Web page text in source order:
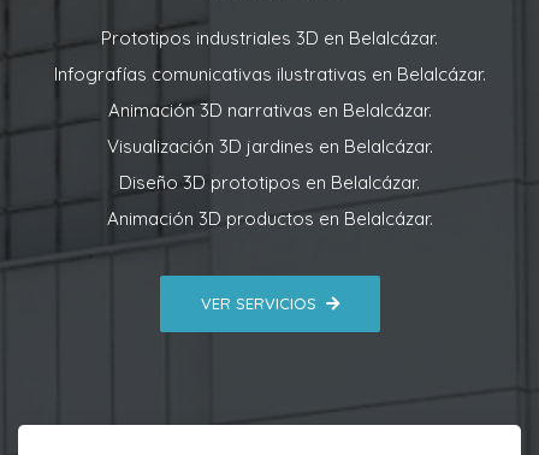
Prototipos industriales 3D en Belalcázar.
Infografías comunicativas ilustrativas en Belalcázar.
Animación 3D narrativas en Belalcázar.
Visualización 3D jardines en Belalcázar.
Diseño 3D prototipos en Belalcázar.
Animación 3D productos en Belalcázar.
VER SERVICIOS